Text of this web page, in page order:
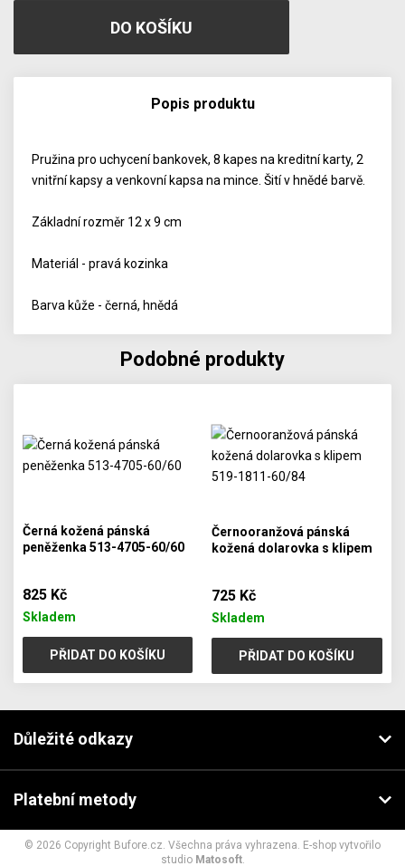
Popis produktu
Pružina pro uchycení bankovek, 8 kapes na kreditní karty, 2
vnitřní kapsy a venkovní kapsa na mince. Šití v hnědé barvě.
Základní rozměr 12 x 9 cm
Materiál - pravá kozinka
Barva kůže - černá, hnědá
Podobné produkty
Černá kožená pánská
peněženka 513-4705-60/60
825 Kč
Skladem
PŘIDAT DO KOŠÍKU
Černooranžová pánská
kožená dolarovka s klipem
725 Kč
Skladem
PŘIDAT DO KOŠÍKU
Důležité odkazy
Platební metody
© 2026 Copyright Bufore.cz. Všechna práva vyhrazena. E-shop vytvořilo
studio Matosoft.